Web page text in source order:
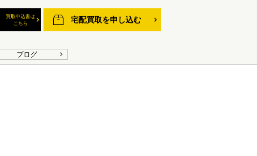
宅配買取を申し込む
買取申込書は
こちら
ブログ